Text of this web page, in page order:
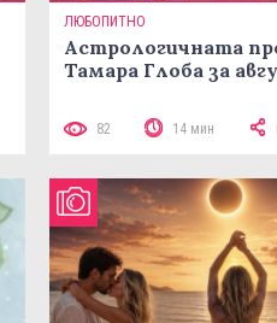
ЛЮБОПИТНО
Астрологичната
Тамара Глоба за
82 14 мин